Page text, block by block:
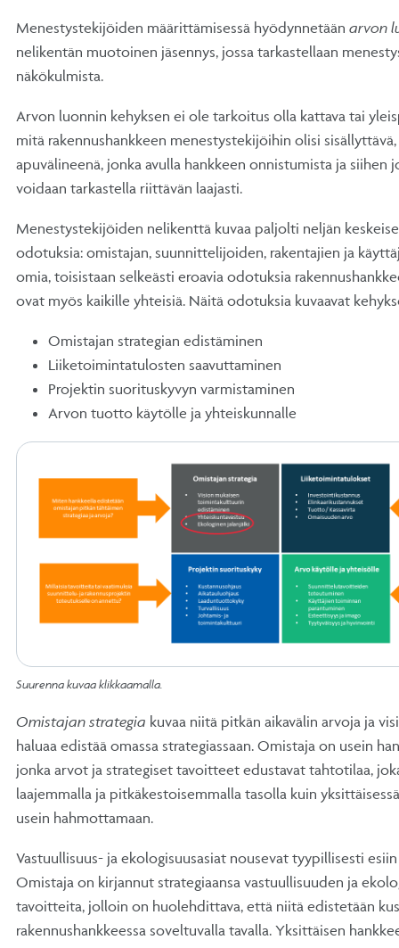
Menestystekijöiden määrittämisessä hyödynnetään arvon
nelikentän muotoinen jäsennys, jossa tarkastellaan
näkökulmista.
Arvon luonnin kehyksen ei ole tarkoitus olla kattava tai
mitä rakennushankkeen menestystekijöihin olisi
apuvälineenä, jonka avulla hankkeen onnistumista ja siihen
voidaan tarkastella riittävän laajasti.
Menestystekijöiden nelikenttä kuvaa paljolti neljän
odotuksia: omistajan, suunnittelijoiden, rakentajien ja
omia, toisistaan selkeästi eroavia odotuksia
ovat myös kaikille yhteisiä. Näitä odotuksia kuvaavat
Omistajan strategian edistäminen
Liiketoimintatulosten saavuttaminen
Projektin suorituskyvyn varmistaminen
Arvon tuotto käytölle ja yhteiskunnalle
Suurenna kuvaa klikkaamalla.
Omistajan strategia kuvaa niitä pitkän aikavälin arvoja ja
haluaa edistää omassa strategiassaan. Omistaja on usein
jonka arvot ja strategiset tavoitteet edustavat tahtotilaa,
laajemmalla ja pitkäkestoisemmalla tasolla kuin
usein hahmottamaan.
Vastuullisuus- ja ekologisuusasiat nousevat tyypillisesti
Omistaja on kirjannut strategiaansa vastuullisuuden ja
tavoitteita, jolloin on huolehdittava, että niitä edistetään
rakennushankkeessa soveltuvalla tavalla. Yksittäisen